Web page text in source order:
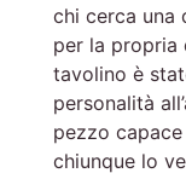
chi cerca una
per la propria
tavolino è
personalità
pezzo
chiunque lo